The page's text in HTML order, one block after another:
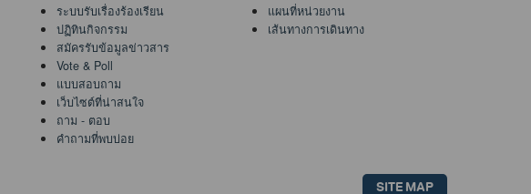
ระบบรับเรื่องร้องเรียน
ปฏิทินกิจกรรม
สมัครรับข้อมูลข่าวสาร
Vote & Poll
แบบสอบถาม
เว็บไซต์ที่น่าสนใจ
ถาม - ตอบ
คำถามที่พบบ่อย
แผนที่หน่วยงาน
เส้นทางการเดินทาง
SITE MAP